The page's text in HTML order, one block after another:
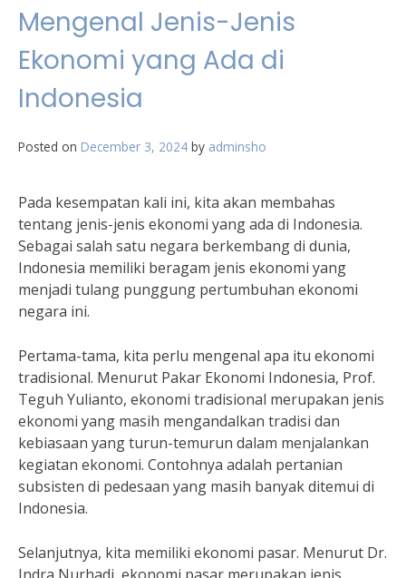
Mengenal Jenis-Jenis
Ekonomi yang Ada di
Indonesia
Posted on December 3, 2024 by adminsho
Pada kesempatan kali ini, kita akan membahas
tentang jenis-jenis ekonomi yang ada di Indonesia.
Sebagai salah satu negara berkembang di dunia,
Indonesia memiliki beragam jenis ekonomi yang
menjadi tulang punggung pertumbuhan ekonomi
negara ini.
Pertama-tama, kita perlu mengenal apa itu ekonomi
tradisional. Menurut Pakar Ekonomi Indonesia, Prof.
Teguh Yulianto, ekonomi tradisional merupakan jenis
ekonomi yang masih mengandalkan tradisi dan
kebiasaan yang turun-temurun dalam menjalankan
kegiatan ekonomi. Contohnya adalah pertanian
subsisten di pedesaan yang masih banyak ditemui di
Indonesia.
Selanjutnya, kita memiliki ekonomi pasar. Menurut Dr.